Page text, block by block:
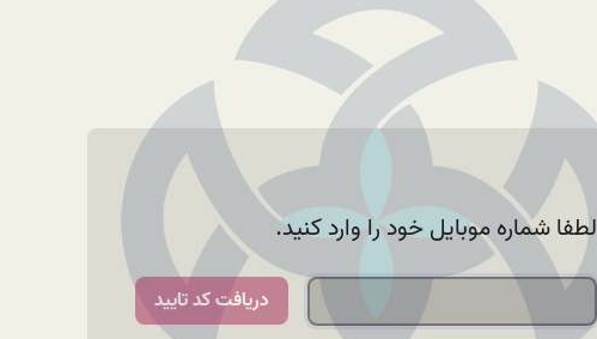
لطفا شماره موبایل خود را وارد کنید.
دریافت کد تایید